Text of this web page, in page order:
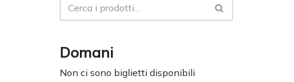
Domani
Non ci sono biglietti disponibili